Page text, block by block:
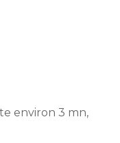
environ 3 mn,